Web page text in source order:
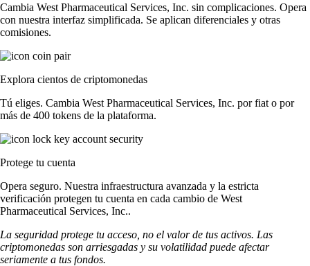
Cambia West Pharmaceutical Services, Inc. sin complicaciones. Opera
con nuestra interfaz simplificada. Se aplican diferenciales y otras
comisiones.
Explora cientos de criptomonedas
Tú eliges. Cambia West Pharmaceutical Services, Inc. por fiat o por
más de 400 tokens de la plataforma.
Protege tu cuenta
Opera seguro. Nuestra infraestructura avanzada y la estricta
verificación protegen tu cuenta en cada cambio de West
Pharmaceutical Services, Inc..
La seguridad protege tu acceso, no el valor de tus activos. Las
criptomonedas son arriesgadas y su volatilidad puede afectar
seriamente a tus fondos.